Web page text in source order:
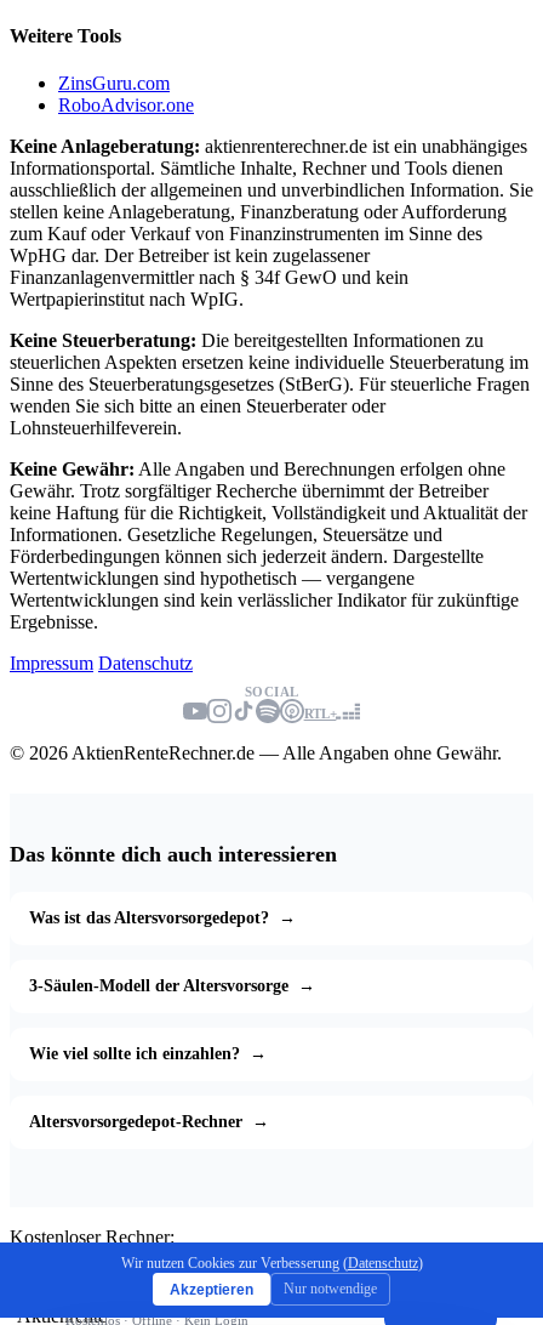
Weitere Tools
ZinsGuru.com
RoboAdvisor.one
Keine Anlageberatung: aktienrenterechner.de ist ein unabhängiges
Informationsportal. Sämtliche Inhalte, Rechner und Tools dienen
ausschließlich der allgemeinen und unverbindlichen Information. Sie
stellen keine Anlageberatung, Finanzberatung oder Aufforderung
zum Kauf oder Verkauf von Finanzinstrumenten im Sinne des
WpHG dar. Der Betreiber ist kein zugelassener
Finanzanlagenvermittler nach § 34f GewO und kein
Wertpapierinstitut nach WpIG.
Keine Steuerberatung: Die bereitgestellten Informationen zu
steuerlichen Aspekten ersetzen keine individuelle Steuerberatung im
Sinne des Steuerberatungsgesetzes (StBerG). Für steuerliche Fragen
wenden Sie sich bitte an einen Steuerberater oder
Lohnsteuerhilfeverein.
Keine Gewähr: Alle Angaben und Berechnungen erfolgen ohne
Gewähr. Trotz sorgfältiger Recherche übernimmt der Betreiber
keine Haftung für die Richtigkeit, Vollständigkeit und Aktualität der
Informationen. Gesetzliche Regelungen, Steuersätze und
Förderbedingungen können sich jederzeit ändern. Dargestellte
Wertentwicklungen sind hypothetisch — vergangene
Wertentwicklungen sind kein verlässlicher Indikator für zukünftige
Ergebnisse.
Impressum Datenschutz
SOCIAL
RTL+
© 2026 AktienRenteRechner.de — Alle Angaben ohne Gewähr.
Wir nutzen Cookies zur Verbesserung (Datenschutz)
Akzeptieren
Nur notwendige
Das könnte dich auch interessieren
Was ist das Altersvorsorgedepot? →
3-Säulen-Modell der Altersvorsorge →
Wie viel sollte ich einzahlen? →
Altersvorsorgedepot-Rechner →
Kostenloser Rechner:
Endkapital berechnen
Aktienrente App
Kostenlos · Offline · Kein Login